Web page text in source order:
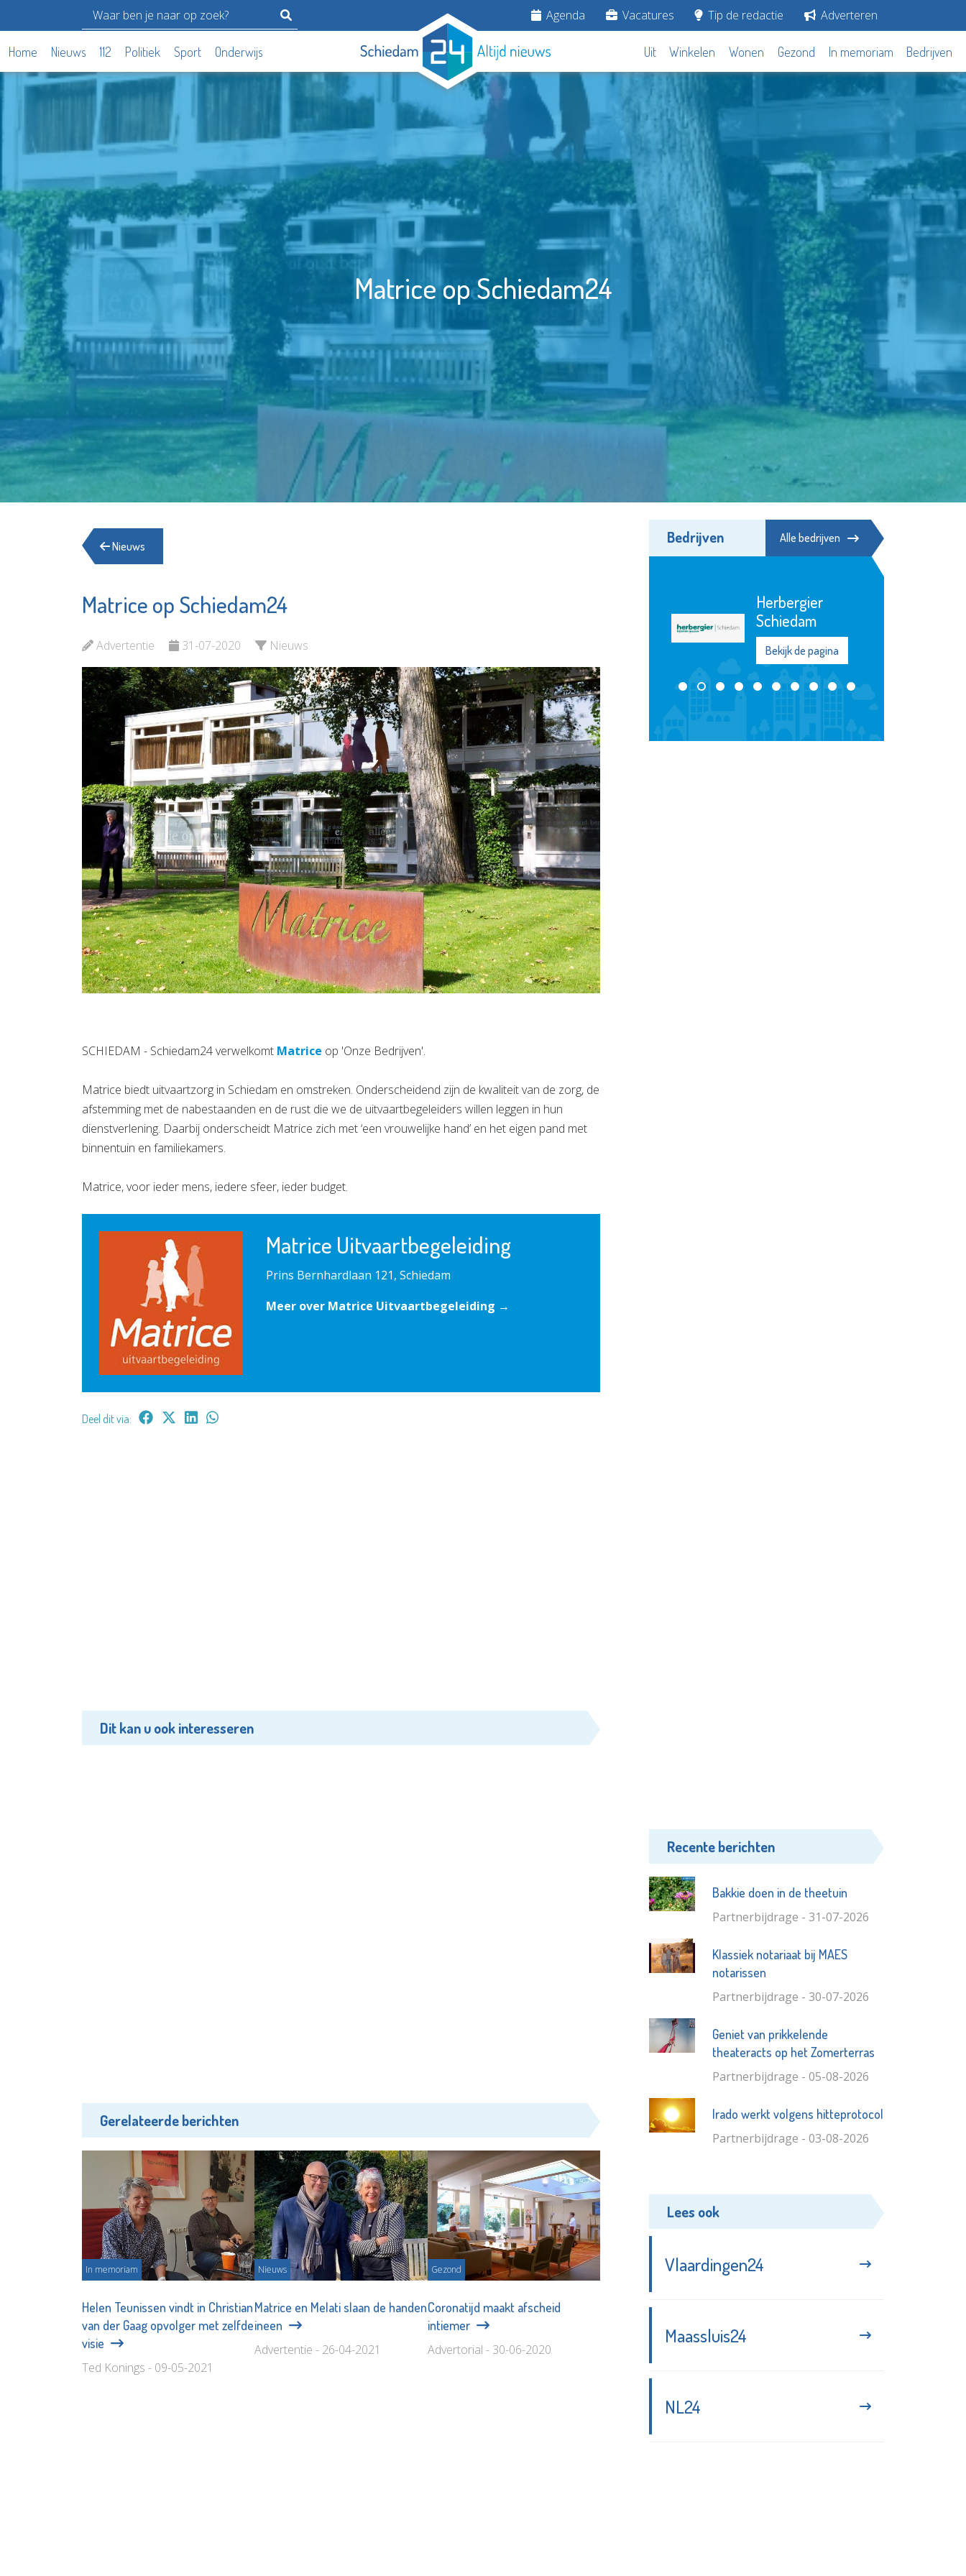
Agenda Vacatures Tip de redactie Adverteren
Home Nieuws 112 Politiek Sport Onderwijs Uit Winkelen Wonen Gezond In memoriam Bedrijven
Matrice op Schiedam24
Nieuws
Matrice op Schiedam24
Advertentie 31-07-2020 Nieuws
SCHIEDAM - Schiedam24 verwelkomt Matrice op 'Onze Bedrijven'.
Matrice biedt uitvaartzorg in Schiedam en omstreken. Onderscheidend zijn de kwaliteit van de zorg, de
afstemming met de nabestaanden en de rust die we de uitvaartbegeleiders willen leggen in hun
dienstverlening. Daarbij onderscheidt Matrice zich met ‘een vrouwelijke hand’ en het eigen pand met
binnentuin en familiekamers.
Matrice, voor ieder mens, iedere sfeer, ieder budget.
Matrice Uitvaartbegeleiding
Prins Bernhardlaan 121, Schiedam
Meer over Matrice Uitvaartbegeleiding →
Deel dit via:
Dit kan u ook interesseren
Gerelateerde berichten
In memoriam
Helen Teunissen vindt in Christian
van der Gaag opvolger met zelfde
visie
Ted Konings - 09-05-2021
Nieuws
Matrice en Melati slaan de handen
ineen
Advertentie - 26-04-2021
Gezond
Coronatijd maakt afscheid
intiemer
Advertorial - 30-06-2020
Bedrijven Alle bedrijven
Bibliotheek
Bekijk de pagina
Stichting Primo
Bekijk de pagina
Herbergier
Schiedam
Bekijk de pagina
Recente berichten
Bakkie doen in de theetuin
Partnerbijdrage - 31-07-2026
Klassiek notariaat bij MAES
notarissen
Partnerbijdrage - 30-07-2026
Geniet van prikkelende
theateracts op het Zomerterras
Partnerbijdrage - 05-08-2026
Irado werkt volgens hitteprotocol
Partnerbijdrage - 03-08-2026
Lees ook
Vlaardingen24
Maassluis24
NL24